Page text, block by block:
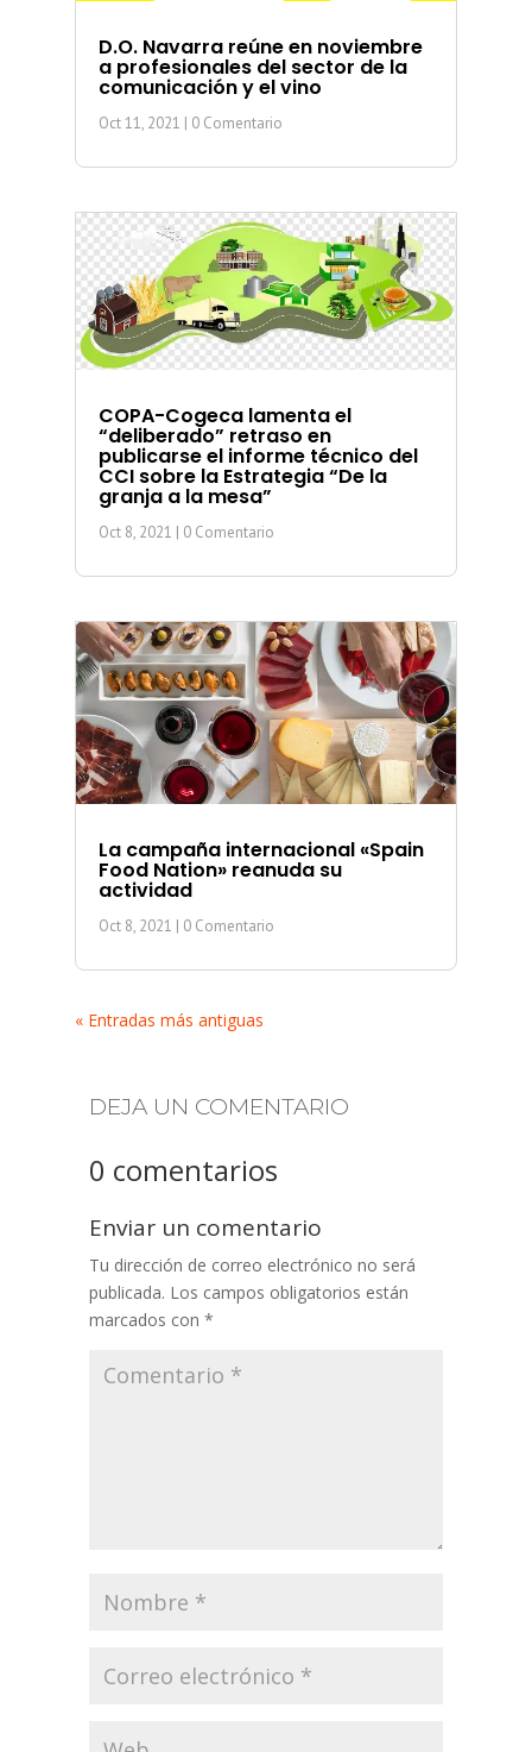
D.O. Navarra reúne en noviembre
a profesionales del sector de la
comunicación y el vino
Oct 11, 2021 | 0 Comentario
COPA-Cogeca lamenta el
“deliberado” retraso en
publicarse el informe técnico del
CCI sobre la Estrategia “De la
granja a la mesa”
Oct 8, 2021 | 0 Comentario
La campaña internacional «Spain
Food Nation» reanuda su
actividad
Oct 8, 2021 | 0 Comentario
« Entradas más antiguas
DEJA UN COMENTARIO
0 comentarios
Enviar un comentario
Tu dirección de correo electrónico no será
publicada. Los campos obligatorios están
marcados con *